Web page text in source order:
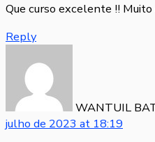
Que curso excelente !!
Reply
WANTUIL
julho de 2023 at 18:19